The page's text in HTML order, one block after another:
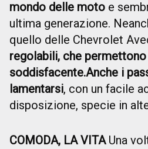
mondo delle moto e
ultima generazione.
quello delle Chevrolet
regolabili, che
soddisfacente.Anche i
lamentarsi, con un facile
disposizione, specie in
COMODA, LA VITAUna